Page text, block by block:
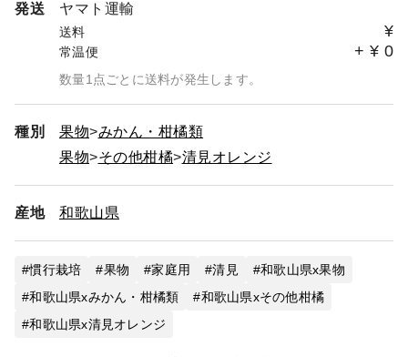
発送 ヤマト運輸
送料 ¥
常温便 + ¥ 0
数量1点ごとに送料が発生します。
種別 果物
みかん・柑橘類
果物
その他柑橘 清見オレンジ
産地 和歌山県
慣行栽培 果物 家庭用 清見
和歌山県x果物
和歌山県xみかん・柑橘類
和歌山県xその他柑橘
和歌山県x清見オレンジ